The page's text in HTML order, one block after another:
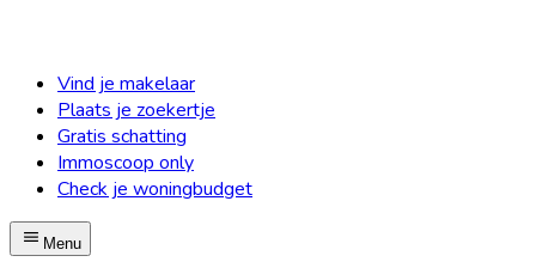
Vind je makelaar
Plaats je zoekertje
Gratis schatting
Immoscoop only
Check je woningbudget
Menu